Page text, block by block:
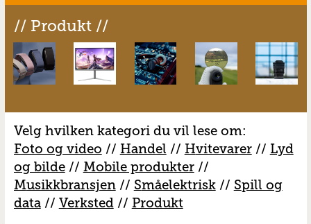
// Produkt //
Velg hvilken kategori du vil lese om:
Foto og video // Handel // Hvitevarer// Lyd
og bilde// Mobile produkter//
Musikkbransjen// Småelektrisk// Spill og
data// Verksted// Produkt